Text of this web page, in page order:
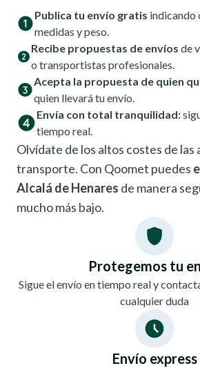
Publica tu envío gratis indicando
medidas y peso.
Recibe propuestas de envíos de
o transportistas profesionales.
Acepta la propuesta de quien
quien llevará tu envío.
Envía con total tranquilidad:
tiempo real.
Olvídate de los altos costes de las
transporte. Con Qoomet puedes
Alcalá de Henares de manera
mucho más bajo.
Protegemos tu
Sigue el envío en tiempo real y
cualquier duda
Envío express